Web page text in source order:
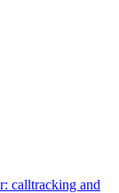
calltracking and